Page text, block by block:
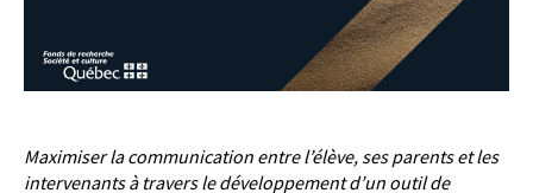
Maximiser la communication entre l’élève, ses parents et les
intervenants à travers le développement d’un outil de